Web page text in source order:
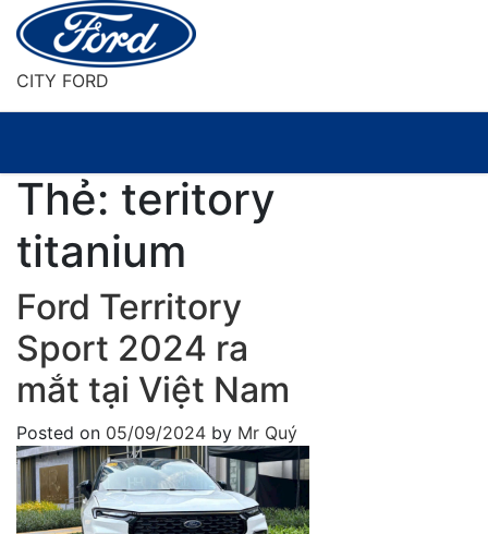
Skip
content
CITY FORD
Thẻ: teritory
titanium
Ford Territory
Sport 2024 ra
mắt tại Việt Nam
Posted on 05/09/2024 by Mr Quý